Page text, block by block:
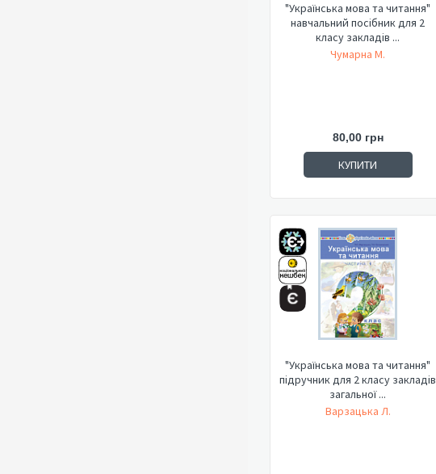
"Українська мова та читання"
навчальний посібник для 2
класу закладів ...
Чумарна М.
80,00 грн
КУПИТИ
"Українська мова та читання"
підручник для 2 класу закладів
загальної ...
Варзацька Л.